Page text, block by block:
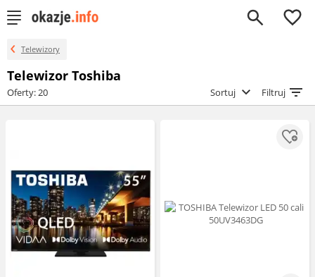
0
Telewizory
Telewizor Toshiba
Oferty: 20 Sortuj Filtruj